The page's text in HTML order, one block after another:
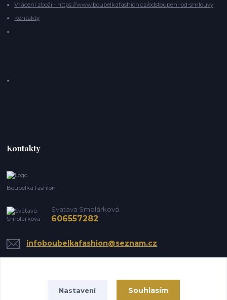
Vrácení zboží - https://www.boubelkafashion.cz/odstoupeni-od-smlouvy
Kontakty
Kontakty
Boubelka fashion
Svatava Smolárková
606557282
infoboubelkafashion@seznam.cz
Nastavení Souhlasím